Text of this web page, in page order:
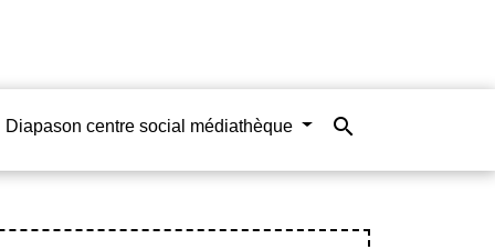
Diapason centre social médiathèque search